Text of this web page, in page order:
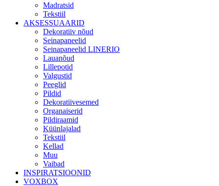
Madratsid
Tekstiil
AKSESSUAARID
Dekoratiiv nõud
Seinapaneelid
Seinapaneelid LINERIO
Lauanõud
Lillepotid
Valgustid
Peeglid
Pildid
Dekoratiivesemed
Organaiserid
Pildiraamid
Küünlajalad
Tekstiil
Kellad
Muu
Vaibad
INSPIRATSIOONID
VOXBOX